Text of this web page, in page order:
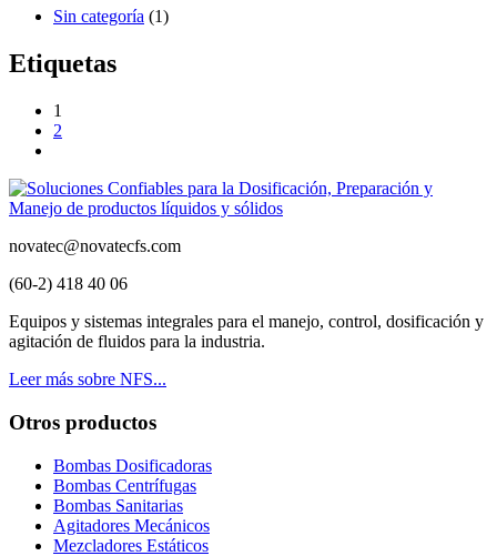
Sin categoría (1)
Etiquetas
1
2
novatec@novatecfs.com
(60-2) 418 40 06
Equipos y sistemas integrales para el manejo, control, dosificación y
agitación de fluidos para la industria.
Leer más sobre NFS...
Otros productos
Bombas Dosificadoras
Bombas Centrífugas
Bombas Sanitarias
Agitadores Mecánicos
Mezcladores Estáticos